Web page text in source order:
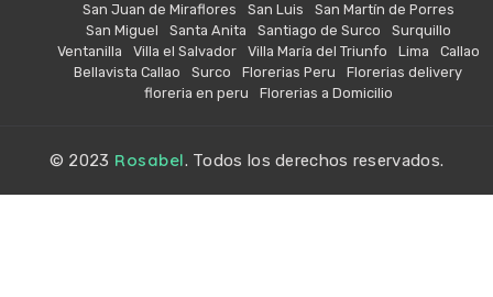
San Juan de Miraflores
San Luis
San Martín de Porres
San Miguel
Santa Anita Santiago de Surco
Surquillo
Ventanilla
Villa el Salvador Villa María del Triunfo Lima
Callao
Bellavista Callao
Surco Florerias Peru
Florerias delivery
floreria en peru
Florerias a Domicilio
© 2023 Rosabel. Todos los derechos reservados.